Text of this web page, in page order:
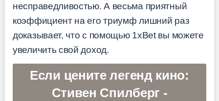
несправедливостью. А весьма приятный
коэффициент на его триумф лишний раз
доказывает, что с помощью 1xBet вы можете
увеличить свой доход.
Если цените легенд кино:
Стивен Спилберг -